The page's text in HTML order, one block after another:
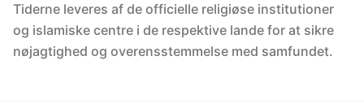
Tiderne leveres af de officielle religiøse institutioner
og islamiske centre i de respektive lande for at sikre
nøjagtighed og overensstemmelse med samfundet.